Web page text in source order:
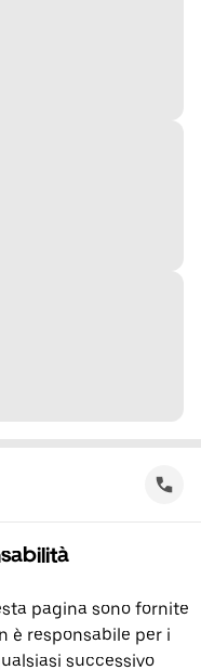
pagina sono fornite
è responsabile per i
successivo